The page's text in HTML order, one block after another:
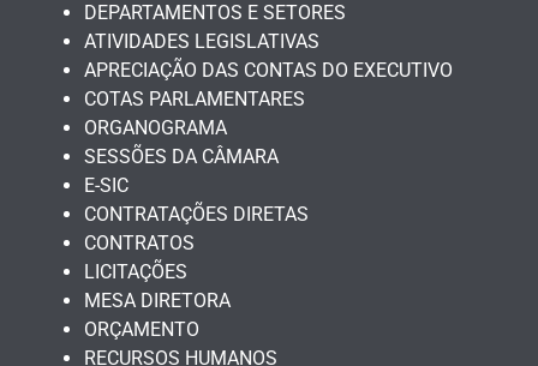
DEPARTAMENTOS E SETORES
ATIVIDADES LEGISLATIVAS
APRECIAÇÃO DAS CONTAS DO EXECUTIVO
COTAS PARLAMENTARES
ORGANOGRAMA
SESSÕES DA CÂMARA
E-SIC
CONTRATAÇÕES DIRETAS
CONTRATOS
LICITAÇÕES
MESA DIRETORA
ORÇAMENTO
RECURSOS HUMANOS